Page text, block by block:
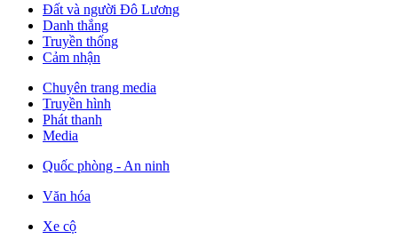
Đất và người Đô Lương
Danh thắng
Truyền thống
Cảm nhận
Chuyên trang media
Truyền hình
Phát thanh
Media
Quốc phòng - An ninh
Văn hóa
Xe cộ